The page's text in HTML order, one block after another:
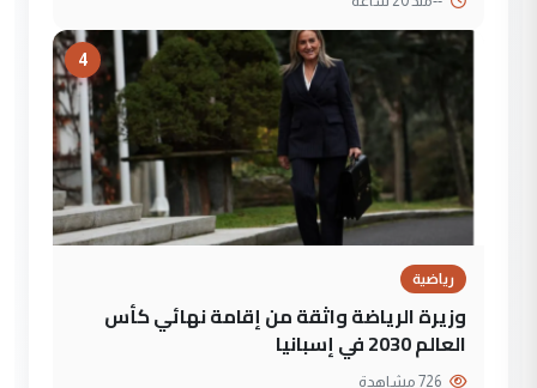
4
رياضية
وزيرة الرياضة واثقة من إقامة نهائي كأس
العالم 2030 في إسبانيا